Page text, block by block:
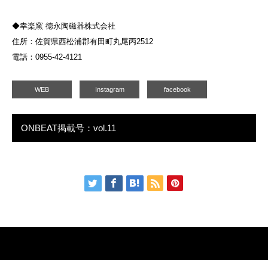
◆幸楽窯 徳永陶磁器株式会社
住所：佐賀県西松浦郡有田町丸尾丙2512
電話：0955-42-4121
WEB Instagram facebook
ONBEAT掲載号：vol.11